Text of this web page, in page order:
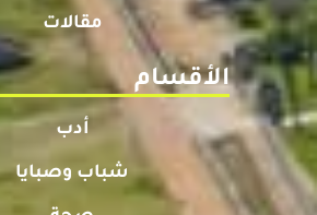
مقالات
الأقسام
أدب
شباب وصبايا